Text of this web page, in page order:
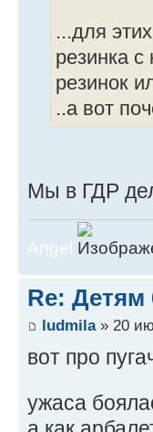
...для
резинка
резинок
..а вот
Мы в ГДР
Angel
Re: Детям
ludmila» 20
вот про
ужаса